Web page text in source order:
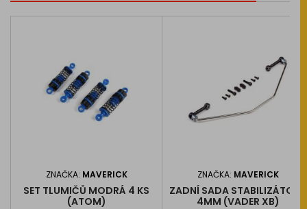
ZNAČKA: MAVERICK
SET TLUMIČŮ MODRÁ 4 KS
(ATOM)
ZNAČKA: MAVERICK
ZADNÍ SADA STABILIZÁTORU
4MM (VADER XB)